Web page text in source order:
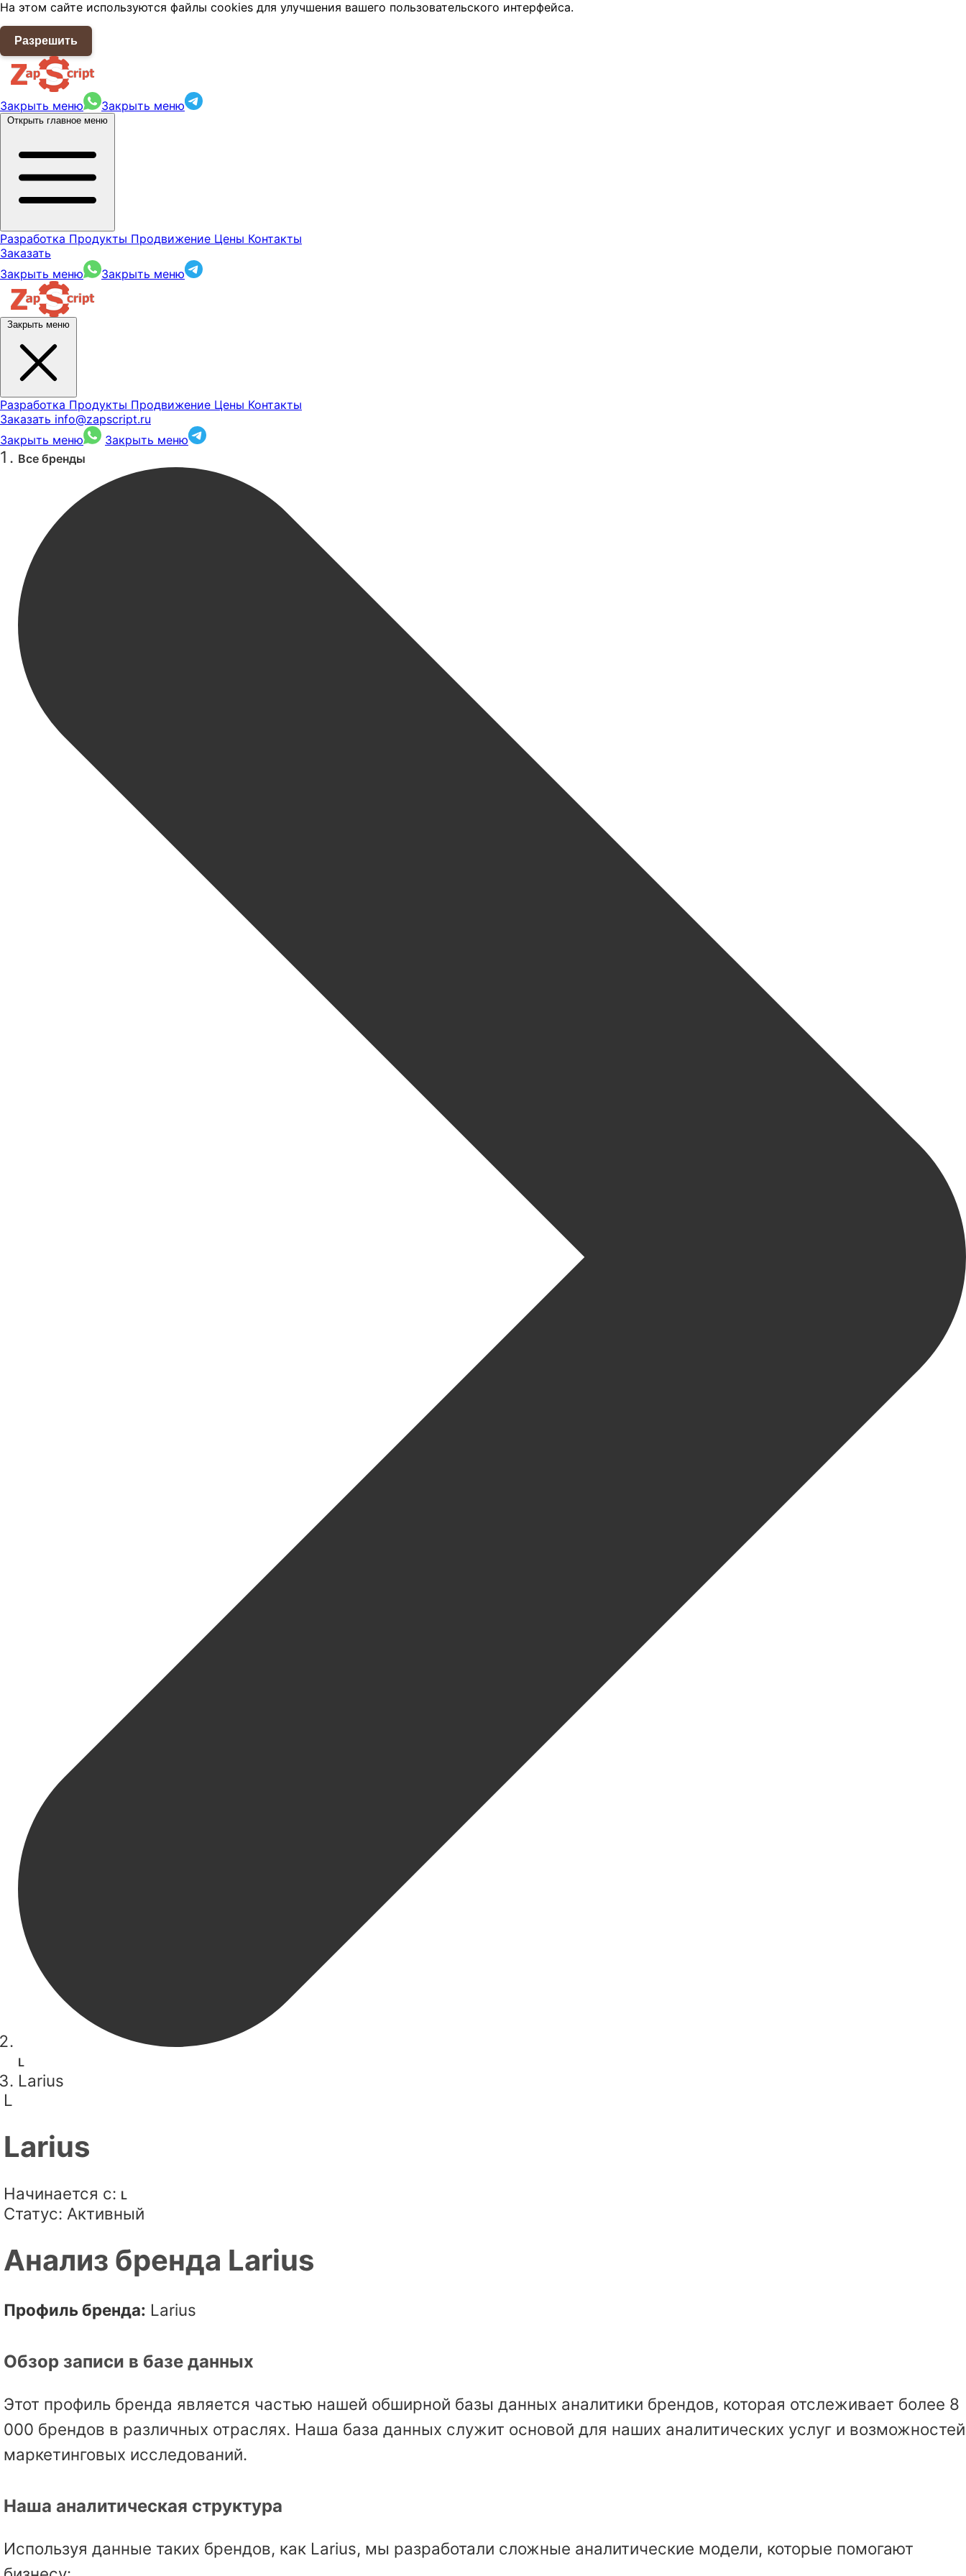
На этом сайте используются файлы cookies для улучшения вашего пользовательского интерфейса.
Разрешить
Закрыть меню Закрыть меню
Открыть главное меню
Разработка Продукты Продвижение Цены Контакты
Заказать
Закрыть меню
Закрыть меню
Закрыть меню
Разработка Продукты Продвижение Цены Контакты
Заказать info@zapscript.ru
Закрыть меню
Закрыть меню
Все бренды
L
Larius
L
Larius
Начинается с: L
Статус: Активный
Анализ бренда Larius
Профиль бренда: Larius
Обзор записи в базе данных
Этот профиль бренда является частью нашей обширной базы данных аналитики брендов, которая отслеживает более 8
000 брендов в различных отраслях. Наша база данных служит основой для наших аналитических услуг и возможностей
маркетинговых исследований.
Наша аналитическая структура
Используя данные таких брендов, как Larius, мы разработали сложные аналитические модели, которые помогают